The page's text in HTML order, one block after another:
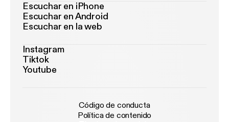
Escuchar en iPhone
Escuchar en Android
Escuchar en la web
Instagram
Tiktok
Youtube
Código de conducta
Política de contenido